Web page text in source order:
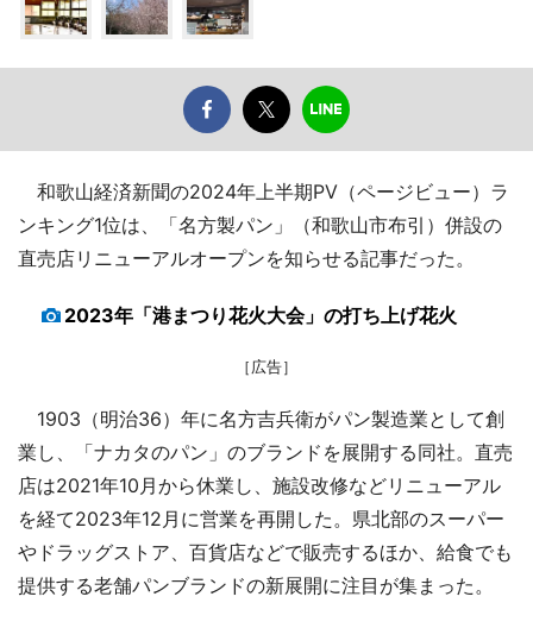
和歌山経済新聞の2024年上半期PV（ページビュー）ラ
ンキング1位は、「名方製パン」（和歌山市布引）併設の
直売店リニューアルオープンを知らせる記事だった。
2023年「港まつり花火大会」の打ち上げ花火
［広告］
1903（明治36）年に名方吉兵衛がパン製造業として創
業し、「ナカタのパン」のブランドを展開する同社。直売
店は2021年10月から休業し、施設改修などリニューアル
を経て2023年12月に営業を再開した。県北部のスーパー
やドラッグストア、百貨店などで販売するほか、給食でも
提供する老舗パンブランドの新展開に注目が集まった。